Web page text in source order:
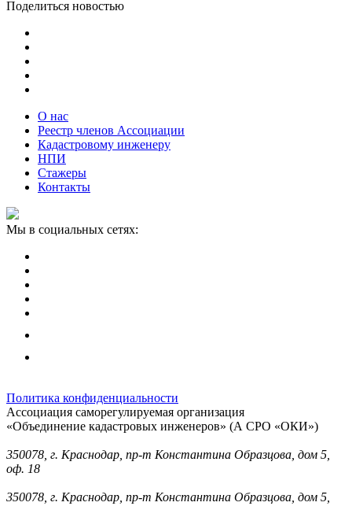
Поделиться новостью
О нас
Реестр членов Ассоциации
Кадастровому инженеру
НПИ
Стажеры
Контакты
Мы в социальных сетях:
Политика конфиденциальности
Ассоциация саморегулируемая организация
«Объединение кадастровых инженеров» (А СРО «ОКИ»)
350078, г. Краснодар, пр-т Константина Образцова, дом 5,
оф. 18
350078, г. Краснодар, пр-т Константина Образцова, дом 5,